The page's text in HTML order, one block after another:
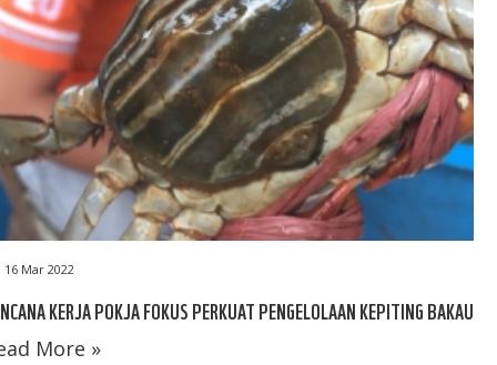
16 Mar 2022
KERJA POKJA FOKUS PERKUAT PENGELOLAAN KEPITING BAKAU
More »